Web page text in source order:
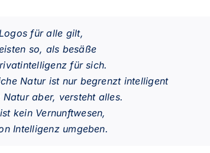
für alle gilt,
so, als besäße
für sich.
Natur ist nur begrenzt intelligent
aber, versteht alles.
kein Vernunftwesen,
Intelligenz umgeben.